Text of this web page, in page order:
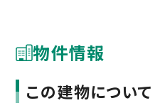
物件情報
この建物について